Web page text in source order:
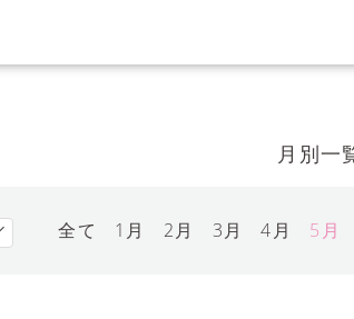
月別一
全て 1月 2月 3月 4月 5月